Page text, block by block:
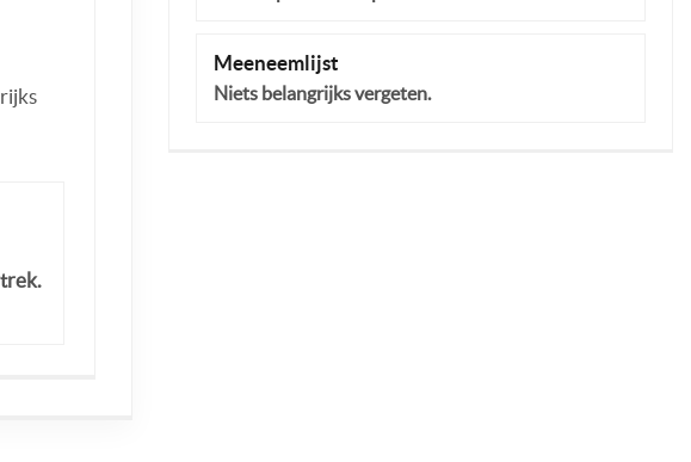
Meeneemlijst
Niets belangrijks vergeten.